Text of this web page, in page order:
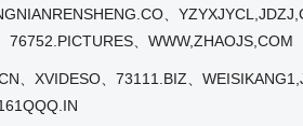
、
、WWW,ZHAOJS,COM
、XVIDESO、73111.BIZ、